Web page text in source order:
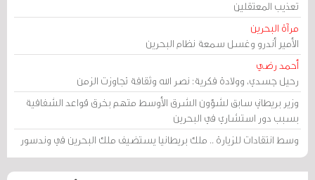
تعذيب المعتقلين
مرآة البحرين
الأمير أندرو وغسل سمعة نظام البحرين
أحمد رضي
رحيل جسدي، وولادة فكرية: نصر الله وثقافة تجاوزت الزمن
وزير بريطاني سابق لشؤون الشرق الأوسط متهم بخرق قواعد الشفافية
بسبب دور استشاري في البحرين
وسط انتقادات للزيارة .. ملك بريطانيا يستضيف ملك البحرين في وندسور